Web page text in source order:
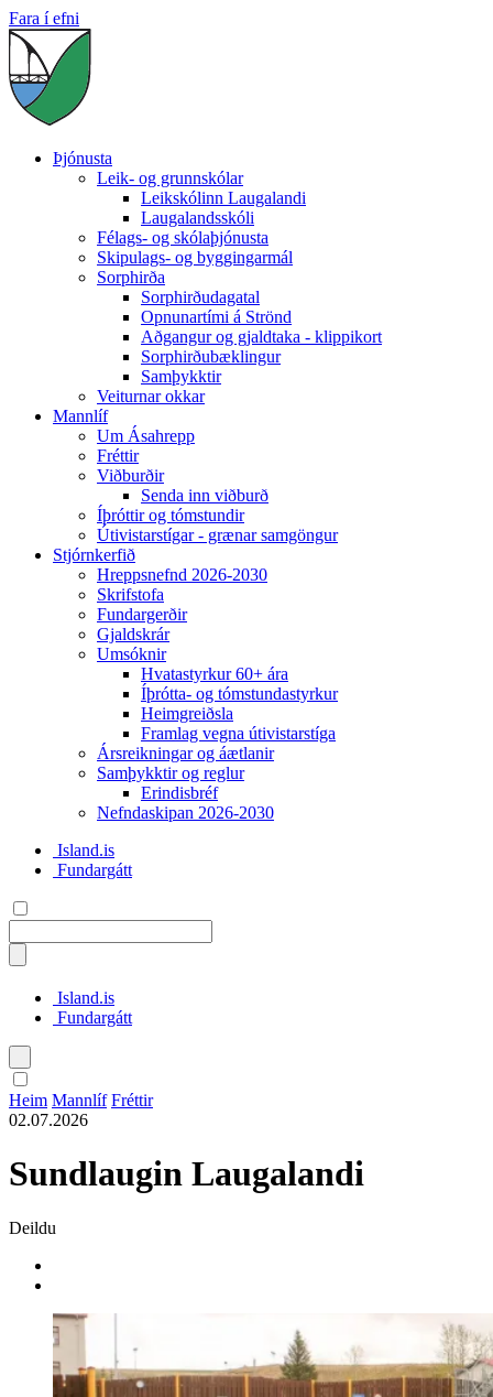
Fara í efni
Þjónusta
Leik- og grunnskólar
Leikskólinn Laugalandi
Laugalandsskóli
Félags- og skólaþjónusta
Skipulags- og byggingarmál
Sorphirða
Sorphirðudagatal
Opnunartími á Strönd
Aðgangur og gjaldtaka - klippikort
Sorphirðubæklingur
Samþykktir
Veiturnar okkar
Mannlíf
Um Ásahrepp
Fréttir
Viðburðir
Senda inn viðburð
Íþróttir og tómstundir
Útivistarstígar - grænar samgöngur
Stjórnkerfið
Hreppsnefnd 2026-2030
Skrifstofa
Fundargerðir
Gjaldskrár
Umsóknir
Hvatastyrkur 60+ ára
Íþrótta- og tómstundastyrkur
Heimgreiðsla
Framlag vegna útivistarstíga
Ársreikningar og áætlanir
Samþykktir og reglur
Erindisbréf
Nefndaskipan 2026-2030
Island.is
Fundargátt
Island.is
Fundargátt
Polski
Heim Mannlíf Fréttir
02.07.2026
Sundlaugin Laugalandi
Deildu